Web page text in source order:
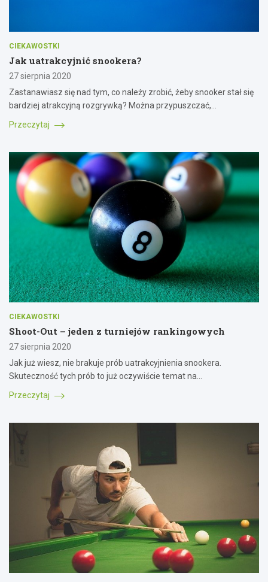
CIEKAWOSTKI
Jak uatrakcyjnić snookera?
27 sierpnia 2020
Zastanawiasz się nad tym, co należy zrobić, żeby snooker stał się
bardziej atrakcyjną rozgrywką? Można przypuszczać,…
Przeczytaj
CIEKAWOSTKI
Shoot-Out – jeden z turniejów rankingowych
27 sierpnia 2020
Jak już wiesz, nie brakuje prób uatrakcyjnienia snookera.
Skuteczność tych prób to już oczywiście temat na…
Przeczytaj